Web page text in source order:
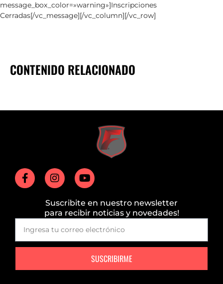
message_box_color=»warning»]Inscripciones
Cerradas[/vc_message][/vc_column][/vc_row]
CONTENIDO RELACIONADO
Suscribite en nuestro newsletter
para recibir noticias y novedades!
SUSCRIBIRME